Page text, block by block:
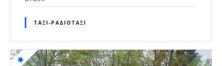
ΤΑΞΊ-ΡΑΔΙΟΤΑΞΊ